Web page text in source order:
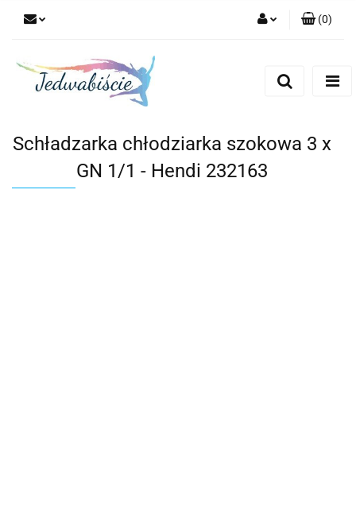
(0)
Schładzarka chłodziarka szokowa 3 x
GN 1/1 - Hendi 232163